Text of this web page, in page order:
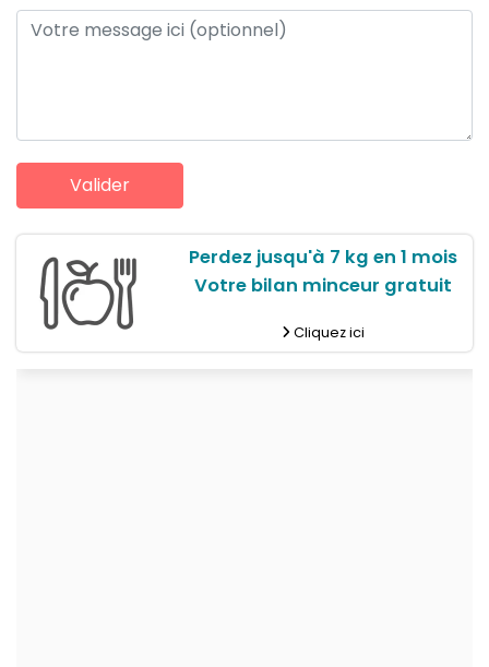
Perdez jusqu'à 7 kg en 1 mois
Votre bilan minceur gratuit
Cliquez ici